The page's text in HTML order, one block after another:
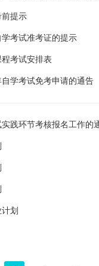
前提示
考试准考证的提示
考试安排表
学考试免考申请的通告
践环节考核报名工作的
划